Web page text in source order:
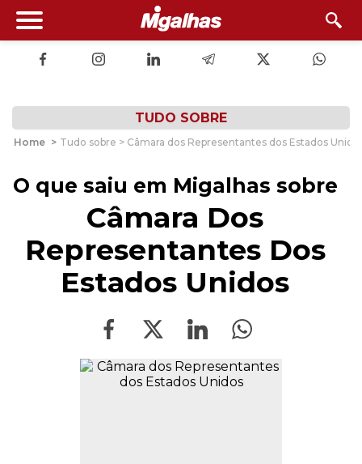
TUDO SOBRE
Home > Tudo sobre > Câmara dos Representantes dos Estados
O que saiu em Migalhas sobre
Câmara Dos
Representantes Dos
Estados Unidos